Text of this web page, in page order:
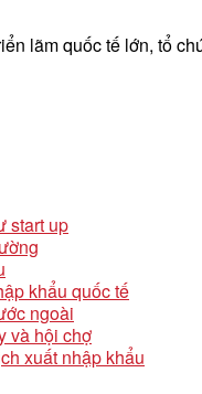
lãm quốc tế lớn, tổ
start up
khẩu quốc tế
ngoài
và hội chợ
xuất nhập khẩu